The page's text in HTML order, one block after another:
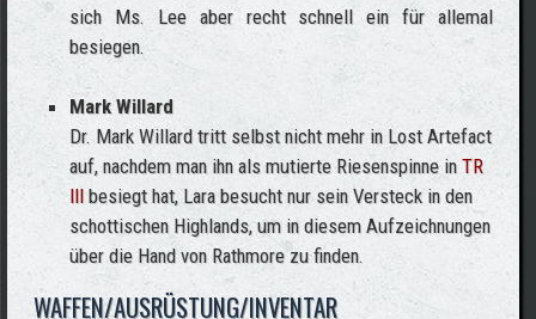
sich Ms. Lee aber recht schnell ein für allemal
besiegen.
Mark Willard
Dr. Mark Willard tritt selbst nicht mehr in Lost Artefact
auf, nachdem man ihn als mutierte Riesenspinne inTR
III besiegt hat, Lara besucht nur sein Versteck in den
schottischen Highlands, um in diesem Aufzeichnungen
über die Hand von Rathmore zu finden.
WAFFEN/AUSRÜSTUNG/INVENTAR